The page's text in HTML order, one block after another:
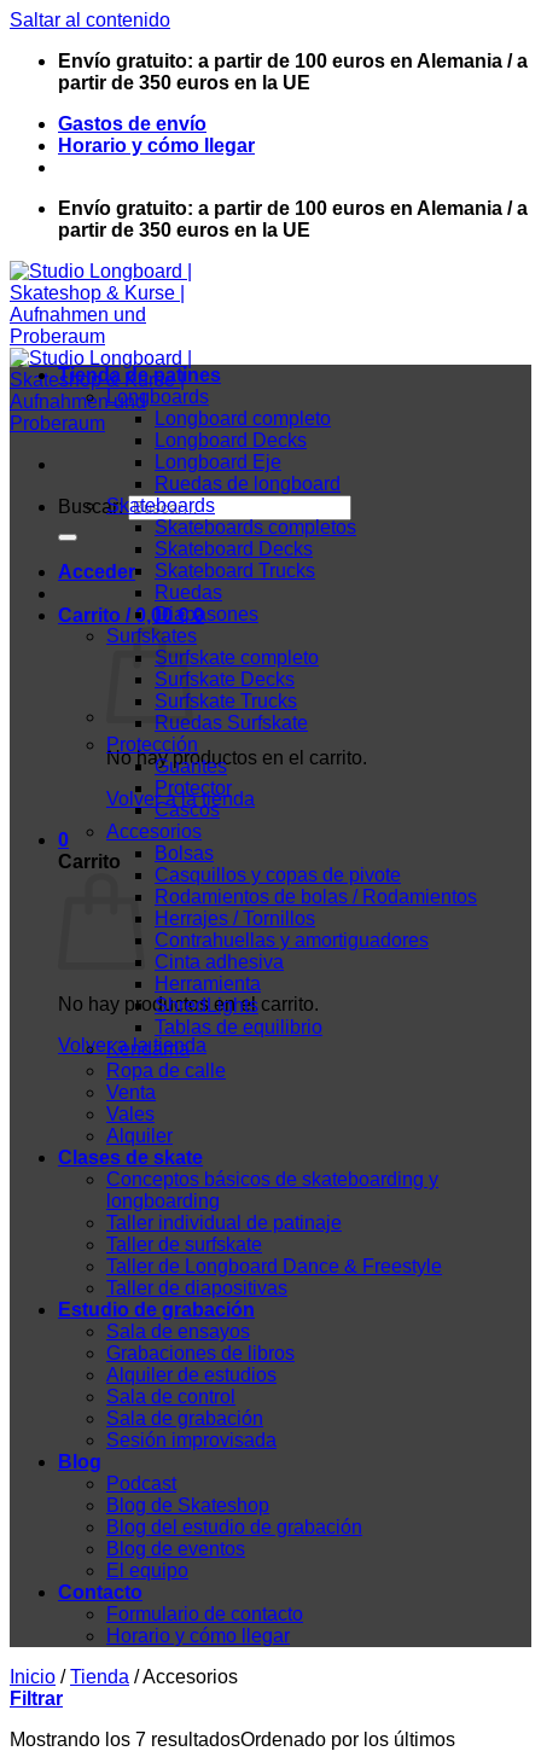
Saltar al contenido
Envío gratuito: a partir de 100 euros en Alemania / a
partir de 350 euros en la UE
Gastos de envío
Horario y cómo llegar
Envío gratuito: a partir de 100 euros en Alemania / a
partir de 350 euros en la UE
Buscar:
Acceder
Carrito /0,00€ 0
No hay productos en el carrito.
Volver a la tienda
0
Carrito
No hay productos en el carrito.
Volver a la tienda
Tienda de patines
Longboards
Longboard completo
Longboard Decks
Longboard Eje
Ruedas de longboard
Skateboards
Skateboards completos
Skateboard Decks
Skateboard Trucks
Ruedas
Diapasones
Surfskates
Surfskate completo
Surfskate Decks
Surfskate Trucks
Ruedas Surfskate
Protección
Guantes
Protector
Cascos
Accesorios
Bolsas
Casquillos y copas de pivote
Rodamientos de bolas / Rodamientos
Herrajes / Tornillos
Contrahuellas y amortiguadores
Cinta adhesiva
Herramienta
ShredLights
Tablas de equilibrio
Kendama
Ropa de calle
Venta
Vales
Alquiler
Clases de skate
Conceptos básicos de skateboarding y
longboarding
Taller individual de patinaje
Taller de surfskate
Taller de Longboard Dance & Freestyle
Taller de diapositivas
Estudio de grabación
Sala de ensayos
Grabaciones de libros
Alquiler de estudios
Sala de control
Sala de grabación
Sesión improvisada
Blog
Podcast
Blog de Skateshop
Blog del estudio de grabación
Blog de eventos
El equipo
Contacto
Formulario de contacto
Horario y cómo llegar
Inicio / Tienda /Accesorios
Filtrar
Mostrando los 7 resultadosOrdenado por los últimos